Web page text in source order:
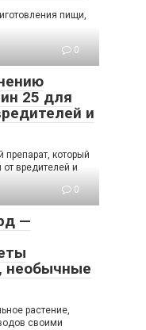
пищи,
0
25 для
и
который
вредителей и
0
—
необычные
растение,
своими